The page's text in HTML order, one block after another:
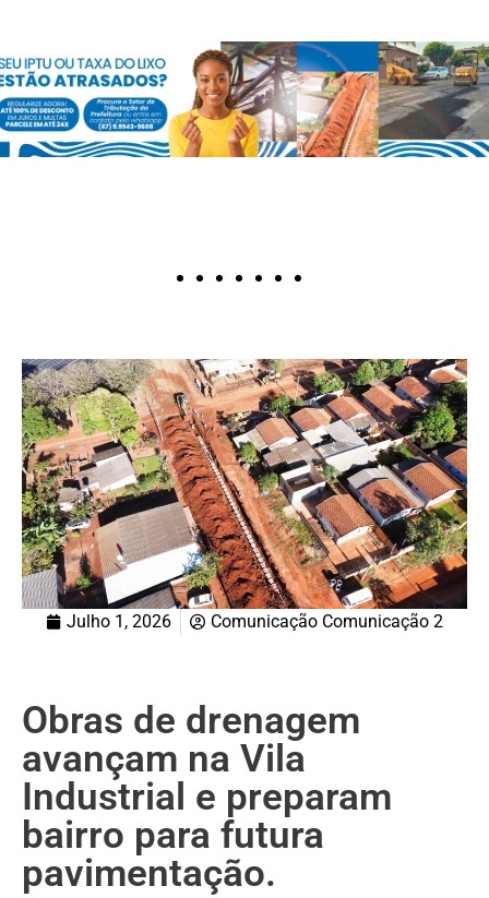
Julho 1, 2026 Comunicação Comunicação 2
Obras de drenagem
avançam na Vila
Industrial e preparam
bairro para futura
pavimentação.